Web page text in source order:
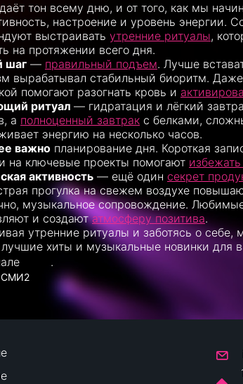
тон всему дню, и от того, как мы
настроение и уровень
выстраивать утренние ритуалы,
на протяжении всего дня.
шаг — правильный подъем. Лучше
вырабатывал стабильный биоритм.
помогают разогнать кровь и
ритуал — гидратация и лёгкий
а полноценный завтрак с белками,
энергию на несколько часов.
важно планирование дня. Короткая
на ключевые проекты помогают
активность — ещё один секрет
прогулка на свежем воздухе
музыкальное сопровождение.
и создаютатмосферу позитива.
утренние ритуалы и заботясь о себе,
хиты и музыкальные новинки для
.
СМИ2